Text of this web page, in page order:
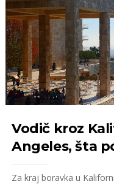
Vodič kroz
Angeles, šta
Za kraj boravka u